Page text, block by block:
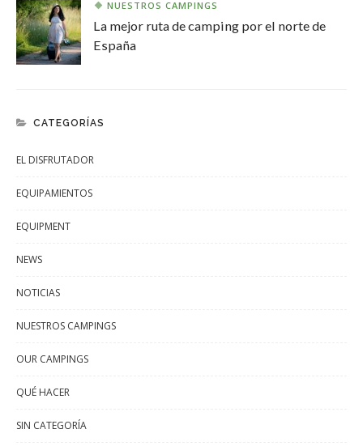
NUESTROS CAMPINGS
La mejor ruta de camping por el norte de
España
CATEGORÍAS
EL DISFRUTADOR
EQUIPAMIENTOS
EQUIPMENT
NEWS
NOTICIAS
NUESTROS CAMPINGS
OUR CAMPINGS
QUÉ HACER
SIN CATEGORÍA